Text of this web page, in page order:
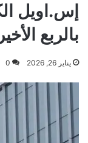
إس.اويل
بالربع
يناير 26, 2026 0